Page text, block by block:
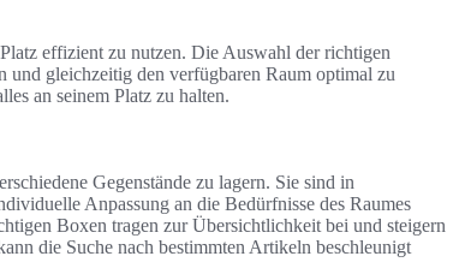
effizient zu nutzen. Die Auswahl der richtigen
gleichzeitig den verfügbaren Raum optimal zu
an seinem Platz zu halten.
Gegenstände zu lagern. Sie sind in
Anpassung an die Bedürfnisse des Raumes
Boxen tragen zur Übersichtlichkeit bei und steigern
die Suche nach bestimmten Artikeln beschleunigt